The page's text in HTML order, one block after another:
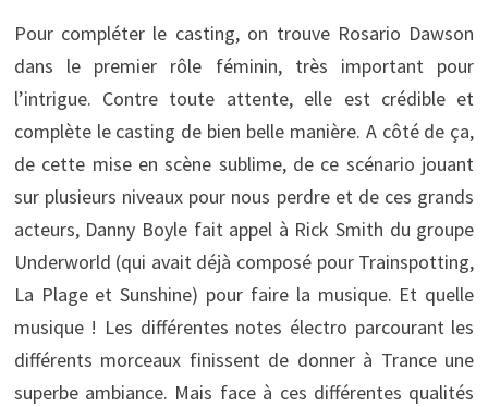
Pour compléter le casting, on trouve Rosario Dawson
dans le premier rôle féminin, très important pour
l’intrigue. Contre toute attente, elle est crédible et
complète le casting de bien belle manière. A côté de ça,
de cette mise en scène sublime, de ce scénario jouant
sur plusieurs niveaux pour nous perdre et de ces grands
acteurs, Danny Boyle fait appel à Rick Smith du groupe
Underworld (qui avait déjà composé pour Trainspotting,
La Plage et Sunshine) pour faire la musique. Et quelle
musique ! Les différentes notes électro parcourant les
différents morceaux finissent de donner à Trance une
superbe ambiance. Mais face à ces différentes qualités